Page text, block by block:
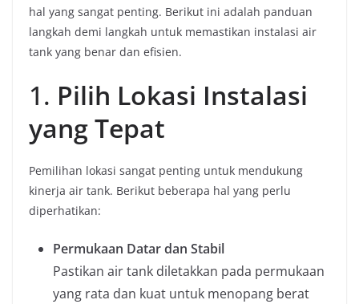
hal yang sangat penting. Berikut ini adalah panduan
langkah demi langkah untuk memastikan instalasi air
tank yang benar dan efisien.
1. Pilih Lokasi Instalasi
yang Tepat
Pemilihan lokasi sangat penting untuk mendukung
kinerja air tank. Berikut beberapa hal yang perlu
diperhatikan:
Permukaan Datar dan Stabil
Pastikan air tank diletakkan pada permukaan
yang rata dan kuat untuk menopang berat